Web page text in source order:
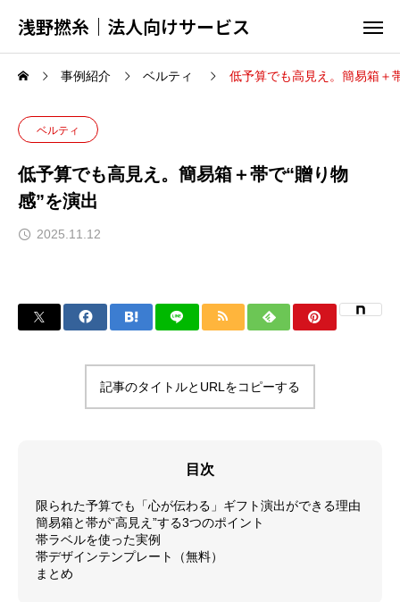
浅野撚糸｜法人向けサービス
事例紹介 ベルティ 低予算でも高見え。簡易箱＋
ベルティ
低予算でも高見え。簡易箱＋帯で“贈り物
感”を演出
2025.11.12
記事のタイトルとURLをコピーする
目次
限られた予算でも「心が伝わる」ギフト演出ができる理由
簡易箱と帯が“高見え”する3つのポイント
帯ラベルを使った実例
帯デザインテンプレート（無料）
まとめ